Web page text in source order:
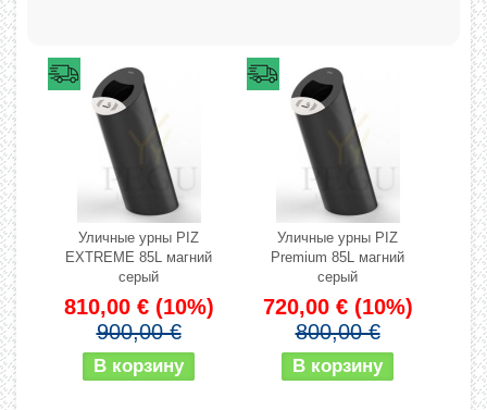
Уличные урны PIZ
EXTREME 85L магний
серый
810,00 € (10%)
900,00 €
Уличные урны PIZ
Premium 85L магний
серый
720,00 € (10%)
800,00 €